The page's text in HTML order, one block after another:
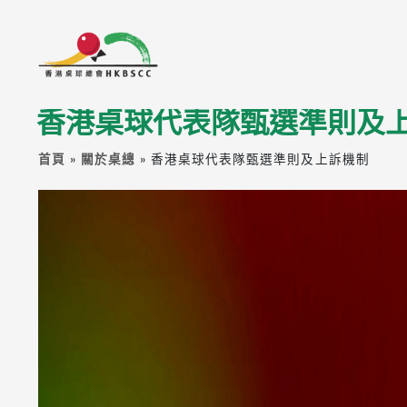
香港桌球代表隊甄選準則及
首頁 » 關於桌總 »香港桌球代表隊甄選準則及上訴機制